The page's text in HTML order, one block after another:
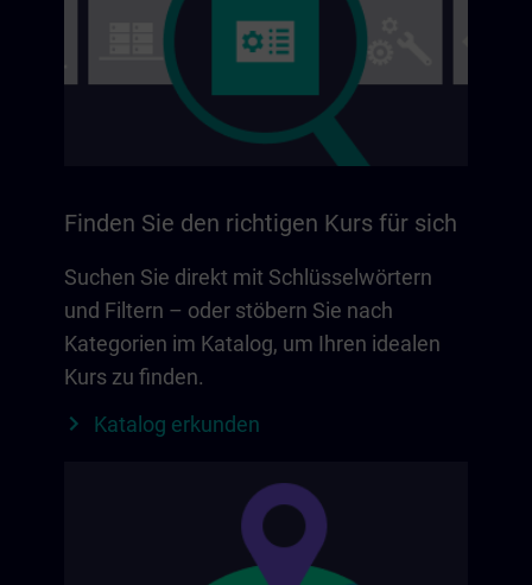
Finden Sie den richtigen Kurs für sich
Suchen Sie direkt mit Schlüsselwörtern
und Filtern – oder stöbern Sie nach
Kategorien im Katalog, um Ihren idealen
Kurs zu finden.
Katalog erkunden